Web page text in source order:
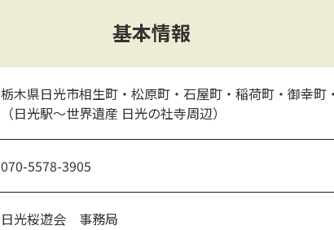
基本情報
栃木県日光市相生町・松原町・石屋町・稲荷町・御幸町
（日光駅～世界遺産 日光の社寺周辺）
070-5578-3905
日光桜遊会 事務局